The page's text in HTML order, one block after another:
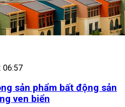
06:57
sản phẩm bất động sản
ven biển